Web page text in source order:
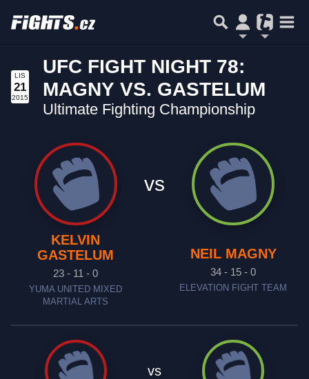
LIS
21
2015
UFC FIGHT NIGHT 78:
MAGNY VS. GASTELUM
Ultimate Fighting Championship
KELVIN
GASTELUM
23 - 11 - 0
YUMA UNITED MIXED
MARTIAL ARTS
vs
NEIL MAGNY
34 - 15 - 0
ELEVATION FIGHT TEAM
vs